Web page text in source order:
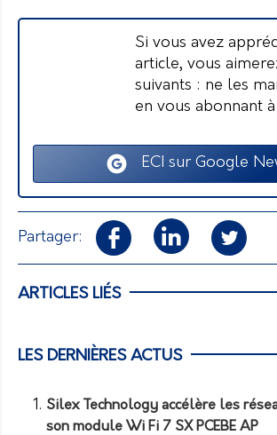
Si vous avez
article, vous
suivants : ne les
en vous abonnant à
ECI sur Google
Partager:
ARTICLES LIÉS
LES DERNIÈRES ACTUS
Silex Technology accélère les
son module Wi Fi 7 SX PCEBE AP